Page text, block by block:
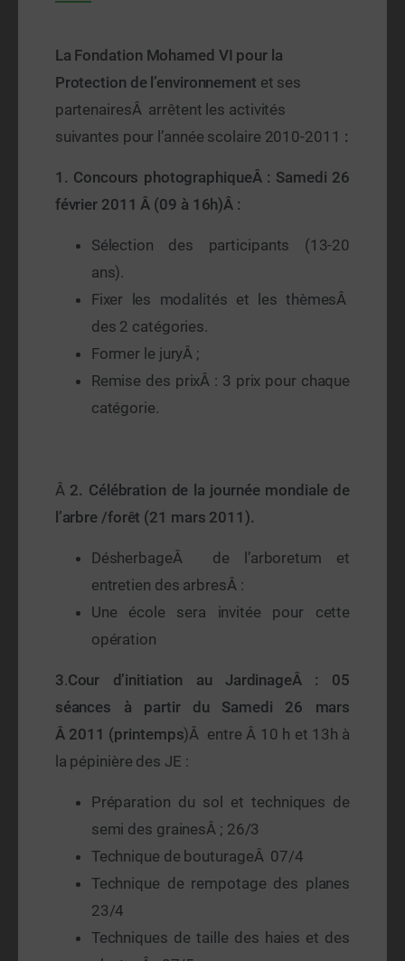
La Fondation Mohamed VI pour la
Protection de l’environnement et ses
partenairesÂ arrêtent les activités
suivantes pour l’année scolaire 2010-2011 :
1. Concours photographiqueÂ : Samedi 26
février 2011 Â (09 à 16h)Â :
Sélection des participants (13-20
ans).
Fixer les modalités et les thèmesÂ
des 2 catégories.
Former le juryÂ ;
Remise des prixÂ : 3 prix pour chaque
catégorie.
Â 2. Célébration de la journée mondiale de
l’arbre /forêt (21 mars 2011).
DésherbageÂ de l’arboretum et
entretien des arbresÂ :
Une école sera invitée pour cette
opération
3.Cour d’initiation au JardinageÂ : 05
séances à partir du Samedi 26 mars
Â 2011 (printemps)Â entre Â 10 h et 13h à
la pépinière des JE :
Préparation du sol et techniques de
semi des grainesÂ ; 26/3
Technique de bouturageÂ 07/4
Technique de rempotage des planes
23/4
Techniques de taille des haies et des